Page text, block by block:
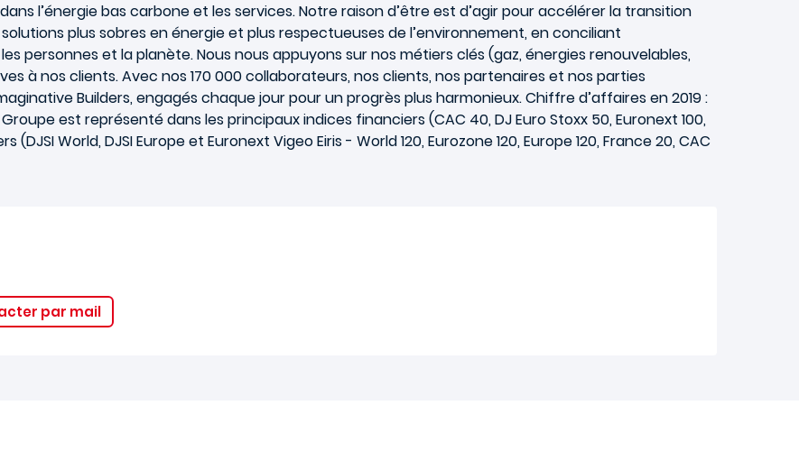
l’énergie bas carbone et les services. Notre raison d’être est d’agir pour accélérer la transition
plus sobres en énergie et plus respectueuses de l’environnement, en conciliant
personnes et la planète. Nous nous appuyons sur nos métiers clés (gaz, énergies renouvelables,
à nos clients. Avec nos 170 000 collaborateurs, nos clients, nos partenaires et nos parties
Builders, engagés chaque jour pour un progrès plus harmonieux. Chiffre d’affaires en 2019 :
Groupe est représenté dans les principaux indices financiers (CAC 40, DJ Euro Stoxx 50, Euronext 100,
(DJSI World, DJSI Europe et Euronext Vigeo Eiris - World 120, Eurozone 120, Europe 120, France 20, CAC
par mail